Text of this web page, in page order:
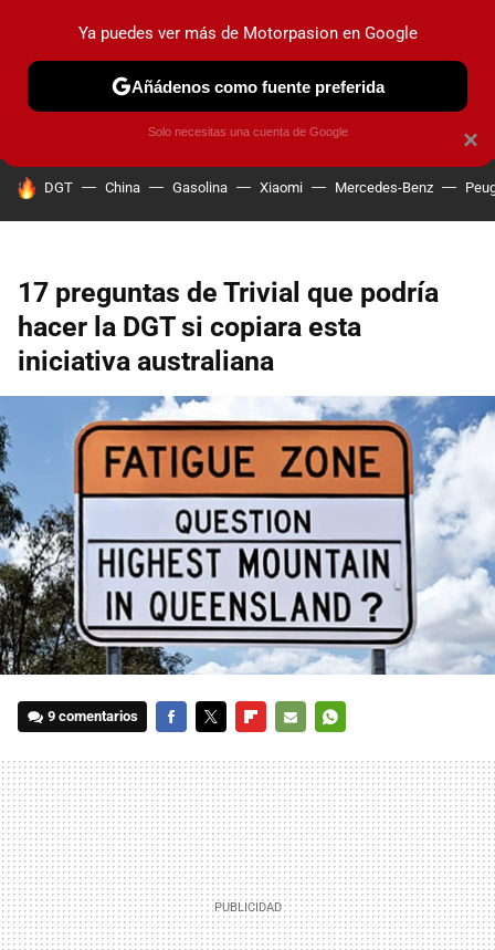
PRUEBAS COCHES ELÉCTRICOS OBSERVATORIO
HOY SE HABLA DE
DGT China Gasolina Xiaomi Mercedes-Benz
17 preguntas de Trivial que podría
hacer la DGT si copiara esta
iniciativa australiana
9 comentarios
MAIL
×
Ya puedes ver más de Motorpasion en Google
Añádenos como fuente preferida
Solo necesitas una cuenta de Google